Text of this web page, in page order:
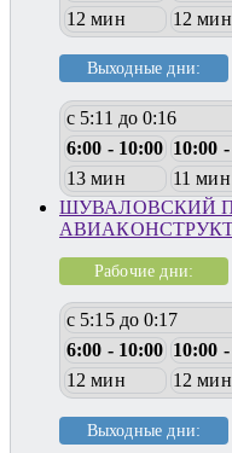
12 мин
12 мин
Выходные дни:
с 5:11 до 0:16
6:00 - 10:00 10:00
13 мин
11 мин
ШУВАЛОВСКИЙ
Рабочие дни:
с 5:15 до 0:17
6:00 - 10:00 10:00
12 мин
12 мин
Выходные дни: